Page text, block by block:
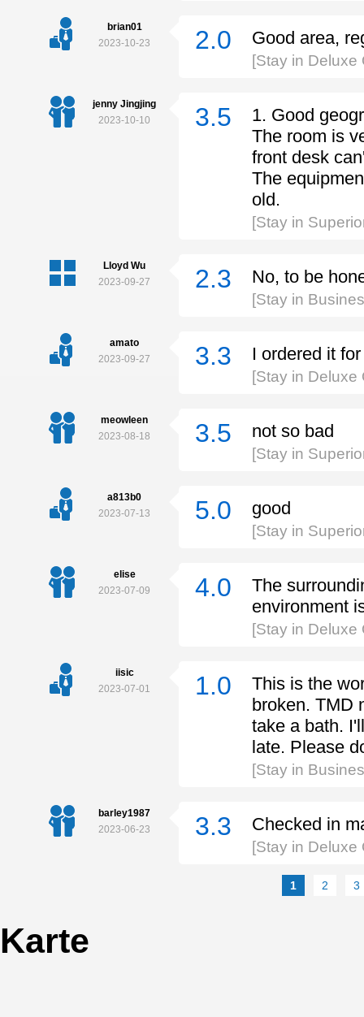
brian01
2023-10-23
2.0 Good area,
[Stay in Deluxe
jenny Jingjing
2023-10-10
3.5
1. Good
The room is
front desk
The
old.
[Stay in
Lloyd Wu
2023-09-27
2.3 No, to be
[Stay in
amato
2023-09-27
3.3 I ordered it
[Stay in Deluxe
meowleen
2023-08-18
3.5 not so bad
[Stay in
a813b0
2023-07-13
5.0 good
[Stay in
elise
2023-07-09
4.0
The
environment
[Stay in Deluxe
iisic
2023-07-01
1.0
This is the
broken. TMD
take a bath.
late. Please
[Stay in
barley1987
2023-06-23
3.3 Checked in
[Stay in Deluxe
1 2 3
Karte